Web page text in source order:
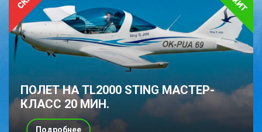
ПОЛЕТ НА TL2000 STING МАСТЕР-
КЛАСС 20 МИН.
Подробнее